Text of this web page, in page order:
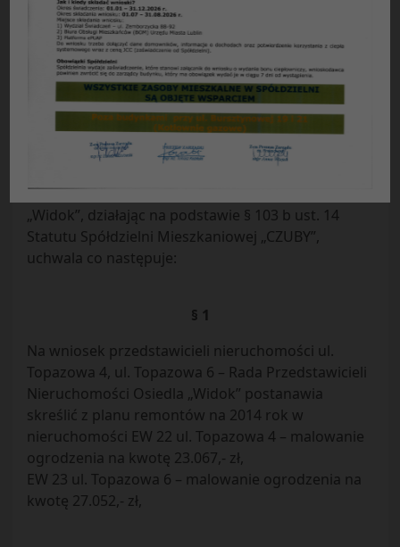
Uchwała Nr 24/2014
Rady Przedstawicieli Nieruchomości Osiedla
„WIDOK”
Spółdzielni Mieszkaniowej „CZUBY” w Lublinie
z dnia 27.10.2014 r.
w sprawie:korekty planu funduszu remontowego.
Rada Przedstawicieli Nieruchomości Osiedla
„Widok”, działając na podstawie § 103 b ust. 14
Statutu Spółdzielni Mieszkaniowej „CZUBY”,
uchwala co następuje:
§ 1
Na wniosek przedstawicieli nieruchomości ul.
Topazowa 4, ul. Topazowa 6 – Rada Przedstawicieli
Nieruchomości Osiedla „Widok” postanawia
skreślić z planu remontów na 2014 rok w
nieruchomości EW 22 ul. Topazowa 4 – malowanie
ogrodzenia na kwotę 23.067,- zł,
EW 23 ul. Topazowa 6 – malowanie ogrodzenia na
kwotę 27.052,- zł,